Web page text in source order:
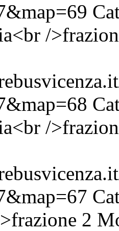
/
/
2